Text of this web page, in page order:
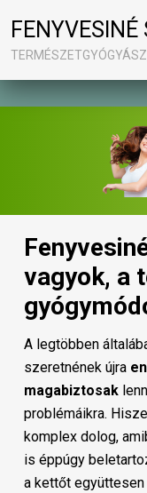
vagyok, a
A legtöbben
szeretnének újra
magabiztosak
problémáikra.
komplex dolog,
is éppúgy
a kettőt